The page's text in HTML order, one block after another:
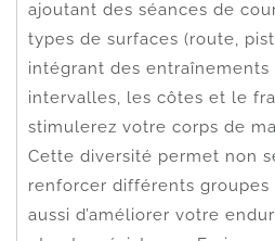
ajoutant des séances de
types de surfaces (route,
intégrant des
intervalles, les côtes et le
stimulerez votre corps de
Cette diversité permet non
renforcer différents groupes
aussi d’améliorer votre